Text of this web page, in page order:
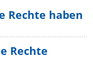
Rechte haben
Rechte